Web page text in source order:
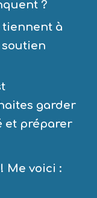
?
tiennent à
soutien
garder
et préparer
Me voici :